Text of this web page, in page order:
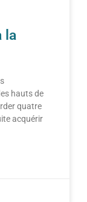
la
hauts de
quatre
acquérir